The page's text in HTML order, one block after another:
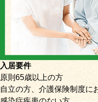
入居要件
原則65歳以上の方
自立の方、介護保険制度に